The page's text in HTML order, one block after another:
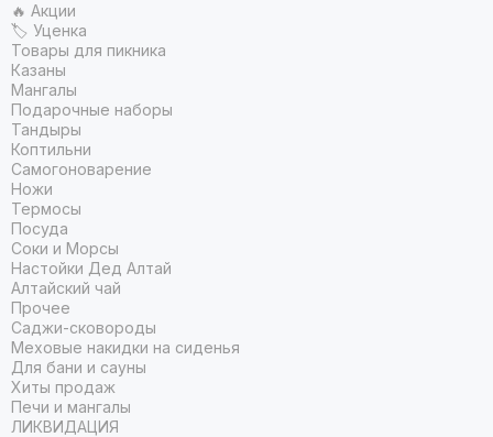
🔥 Акции
🏷 Уценка
Товары для пикника
Казаны
Мангалы
Подарочные наборы
Тандыры
Коптильни
Самогоноварение
Ножи
Термосы
Посуда
Соки и Морсы
Настойки Дед Алтай
Алтайский чай
Прочее
Саджи-сковороды
Меховые накидки на сиденья
Для бани и сауны
Хиты продаж
Печи и мангалы
ЛИКВИДАЦИЯ